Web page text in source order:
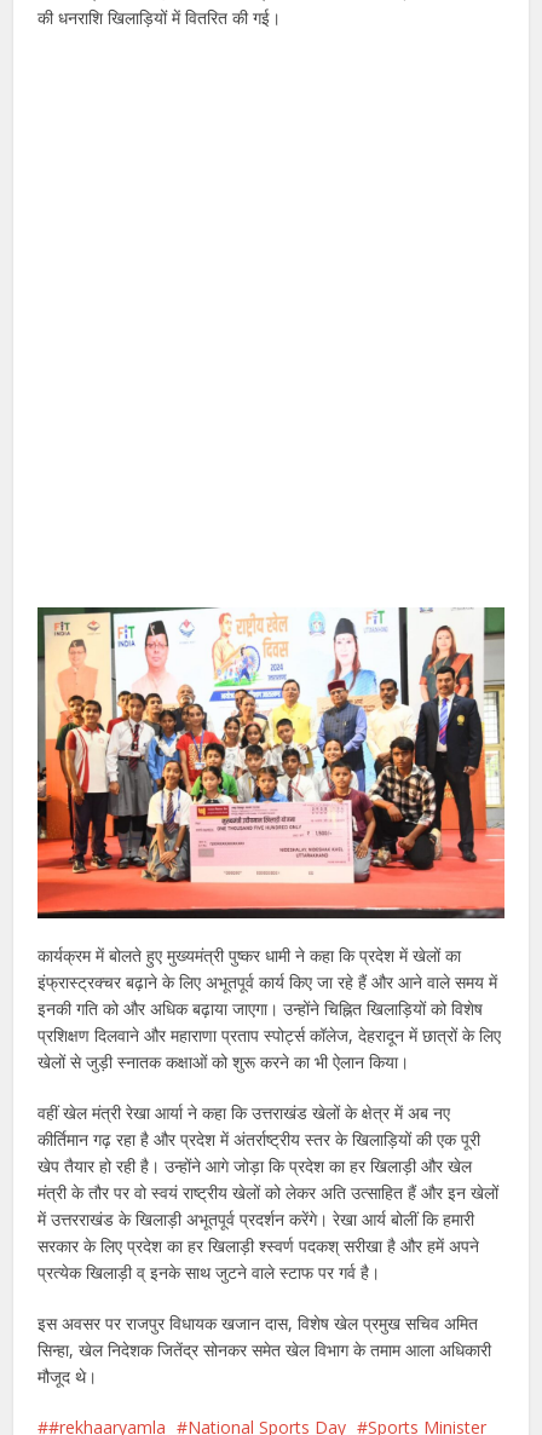
की धनराशि खिलाड़ियों में वितरित की गई।
कार्यक्रम में बोलते हुए मुख्यमंत्री पुष्कर धामी ने कहा कि प्रदेश में खेलों का
इंफ्रास्ट्रक्चर बढ़ाने के लिए अभूतपूर्व कार्य किए जा रहे हैं और आने वाले समय में
इनकी गति को और अधिक बढ़ाया जाएगा। उन्होंने चिह्नित खिलाड़ियों को विशेष
प्रशिक्षण दिलवाने और महाराणा प्रताप स्पोर्ट्स कॉलेज, देहरादून में छात्रों के लिए
खेलों से जुड़ी स्नातक कक्षाओं को शुरू करने का भी ऐलान किया।
वहीं खेल मंत्री रेखा आर्या ने कहा कि उत्तराखंड खेलों के क्षेत्र में अब नए
कीर्तिमान गढ़ रहा है और प्रदेश में अंतर्राष्ट्रीय स्तर के खिलाड़ियों की एक पूरी
खेप तैयार हो रही है। उन्होंने आगे जोड़ा कि प्रदेश का हर खिलाड़ी और खेल
मंत्री के तौर पर वो स्वयं राष्ट्रीय खेलों को लेकर अति उत्साहित हैं और इन खेलों
में उत्तरराखंड के खिलाड़ी अभूतपूर्व प्रदर्शन करेंगे। रेखा आर्य बोलीं कि हमारी
सरकार के लिए प्रदेश का हर खिलाड़ी श्स्वर्ण पदकश् सरीखा है और हमें अपने
प्रत्येक खिलाड़ी व् इनके साथ जुटने वाले स्टाफ पर गर्व है।
इस अवसर पर राजपुर विधायक खजान दास, विशेष खेल प्रमुख सचिव अमित
सिन्हा, खेल निदेशक जितेंद्र सोनकर समेत खेल विभाग के तमाम आला अधिकारी
मौजूद थे।
#rekhaaryamla National Sports Day Sports Minister